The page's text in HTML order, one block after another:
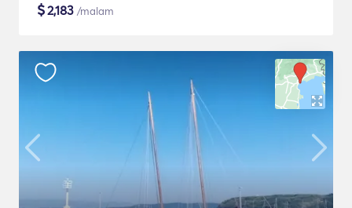
$2,183 /malam